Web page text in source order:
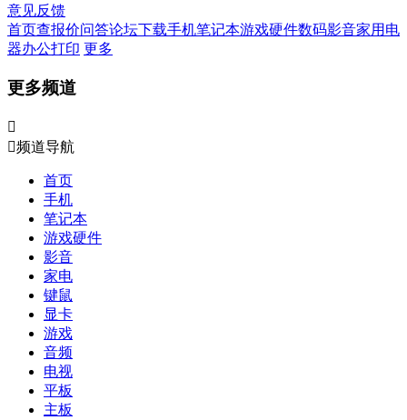
意见反馈
首页查报价问答论坛下载手机笔记本游戏硬件数码影音家用电
器办公打印 更多
更多频道

频道导航
首页
手机
笔记本
游戏硬件
影音
家电
键鼠
显卡
游戏
音频
电视
平板
主板